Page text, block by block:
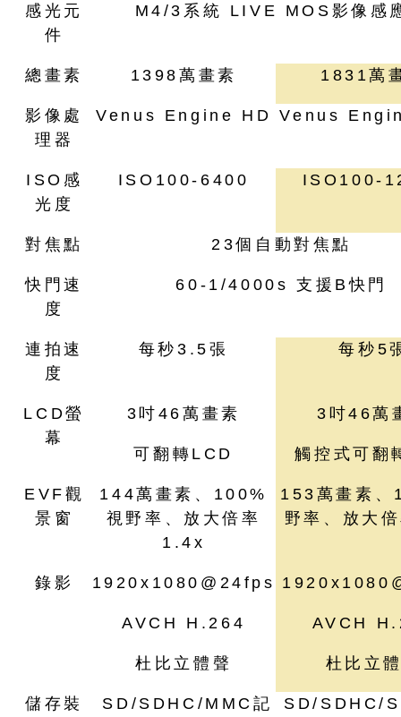
感光元
件
M4/3系統 LIVE MOS影像感
總畫素 1398萬畫素 1831萬
影像處
理器
Venus Engine HD Venus
ISO感
光度
ISO100-6400 ISO100-
對焦點 23個自動對焦點
快門速
度
60-1/4000s 支援B快門
連拍速
度
每秒3.5張 每秒5
LCD螢
幕
3吋46萬畫素
可翻轉LCD
3吋46萬
觸控式可翻
EVF觀
景窗
144萬畫素、100%
視野率、放大倍率
1.4x
153萬畫素、
野率、放大
錄影 1920x1080@24fps
AVCH H.264
杜比立體聲
AVCH
杜比立
儲存裝
SD/SDHC/MMC記
SD/SDHC/